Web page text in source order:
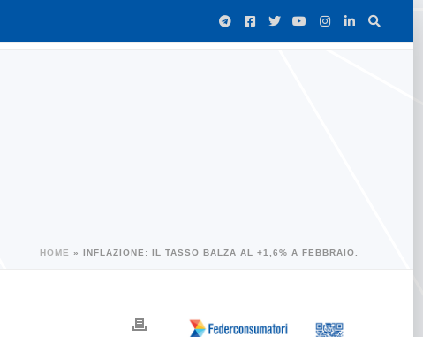
HOME » INFLAZIONE: IL TASSO BALZA AL +1,6% A FEBBRAIO.